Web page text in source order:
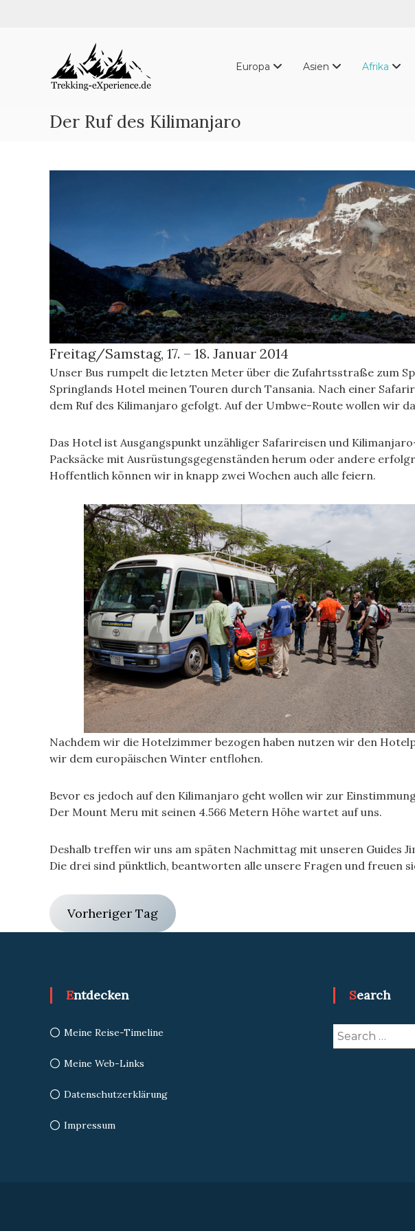
Trekking-
eXperience.de
Reiseberichte
aus
ganzen
Europa Asien Afrika
Der Ruf des Kilimanjaro
Freitag/Samstag, 17. – 18. Januar 2014
Unser Bus rumpelt die letzten Meter über die Zufahrtsstraße zum
Springlands Hotel meinen Touren durch Tansania. Nach einer
dem Ruf des Kilimanjaro gefolgt. Auf der Umbwe-Route wollen wir
Das Hotel ist Ausgangspunkt unzähliger Safarireisen und
Packsäcke mit Ausrüstungsgegenständen herum oder andere
Hoffentlich können wir in knapp zwei Wochen auch alle feiern.
Nachdem wir die Hotelzimmer bezogen haben nutzen wir den
wir dem europäischen Winter entflohen.
Bevor es jedoch auf den Kilimanjaro geht wollen wir zur
Der Mount Meru mit seinen 4.566 Metern Höhe wartet auf uns.
Deshalb treffen wir uns am späten Nachmittag mit unseren Guides
Die drei sind pünktlich, beantworten alle unsere Fragen und freuen
Vorheriger Tag
Entdecken
Meine Reise-Timeline
Meine Web-Links
Datenschutzerklärung
Impressum
Search
Search
for: